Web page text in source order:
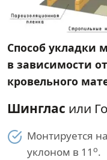
Способ укладки
в зависимости
кровельного
Шинглас или
Монтируется
уклоном в 11 о.